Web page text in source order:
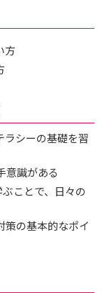
方
ラシーの基礎を習
意識がある
ことで、日々の
策の基本的なポイ